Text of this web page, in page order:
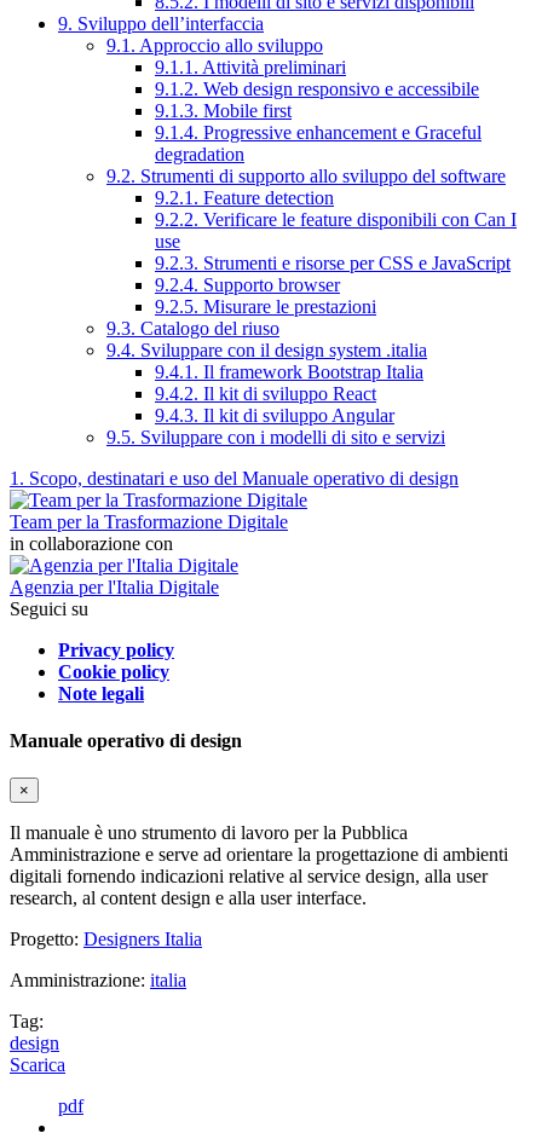
9. Sviluppo dell’interfaccia
9.1. Approccio allo sviluppo
9.1.1. Attività preliminari
9.1.2. Web design responsivo e accessibile
9.1.3. Mobile first
9.1.4. Progressive enhancement e Graceful
degradation
9.2. Strumenti di supporto allo sviluppo del software
9.2.1. Feature detection
9.2.2. Verificare le feature disponibili con Can I
use
9.2.3. Strumenti e risorse per CSS e JavaScript
9.2.4. Supporto browser
9.2.5. Misurare le prestazioni
9.3. Catalogo del riuso
9.4. Sviluppare con il design system .italia
9.4.1. Il framework Bootstrap Italia
9.4.2. Il kit di sviluppo React
9.4.3. Il kit di sviluppo Angular
9.5. Sviluppare con i modelli di sito e servizi
1. Scopo, destinatari e uso del Manuale operativo di design
Team per la Trasformazione Digitale
in collaborazione con
Agenzia per l'Italia Digitale
Seguici su
Privacy policy
Cookie policy
Note legali
Manuale operativo di design
×
Il manuale è uno strumento di lavoro per la Pubblica
Amministrazione e serve ad orientare la progettazione di ambienti
digitali fornendo indicazioni relative al service design, alla user
research, al content design e alla user interface.
Progetto: Designers Italia
Amministrazione: italia
Tag:
design
Scarica
pdf